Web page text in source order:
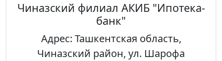
Чиназский филиал АКИБ "Ипотека-
банк"
Адрес: Ташкентская область,
Чиназский район, ул. Шарофа